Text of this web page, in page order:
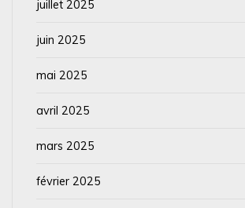
juillet 2025
juin 2025
mai 2025
avril 2025
mars 2025
février 2025